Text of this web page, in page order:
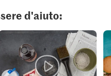
d'aiuto: